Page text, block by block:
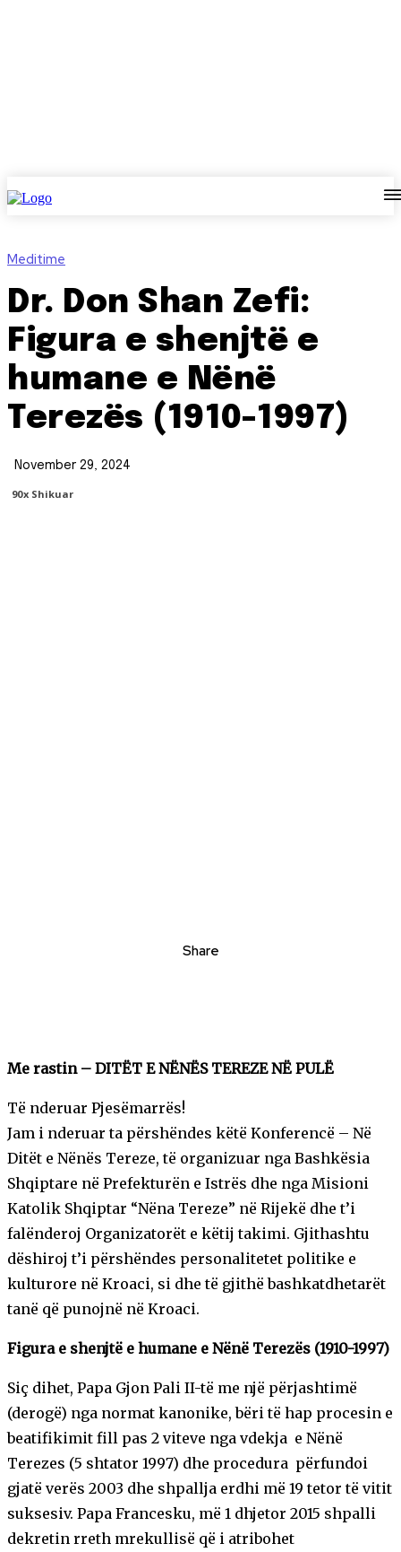
Meditime
Dr. Don Shan Zefi:
Figura e shenjtë e
humane e Nënë
Terezës (1910-1997)
November 29, 2024
90X Shikuar
Share
Me rastin – DITËT E NËNËS TEREZE NË PULË
Të nderuar Pjesëmarrës!
Jam i nderuar ta përshëndes këtë Konferencë – Në
Ditët e Nënës Tereze, të organizuar nga Bashkësia
Shqiptare në Prefekturën e Istrës dhe nga Misioni
Katolik Shqiptar “Nëna Tereze” në Rijekë dhe t’i
falënderoj Organizatorët e këtij takimi. Gjithashtu
dëshiroj t’i përshëndes personalitetet politike e
kulturore në Kroaci, si dhe të gjithë bashkatdhetarët
tanë që punojnë në Kroaci.
Figura e shenjtë e humane e Nënë Terezës (1910-1997)
Siç dihet, Papa Gjon Pali II-të me një përjashtimë
(derogë) nga normat kanonike, bëri të hap procesin e
beatifikimit fill pas 2 viteve nga vdekja e Nënë
Terezes (5 shtator 1997) dhe procedura përfundoi
gjatë verës 2003 dhe shpallja erdhi më 19 tetor të vitit
suksesiv. Papa Francesku, më 1 dhjetor 2015 shpalli
dekretin rreth mrekullisë që i atribohet